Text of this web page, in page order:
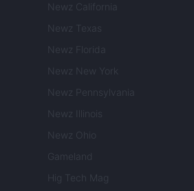
Newz California
Newz Texas
Newz Florida
Newz New York
Newz Pennsylvania
Newz Illinois
Newz Ohio
Gameland
Hig Tech Mag